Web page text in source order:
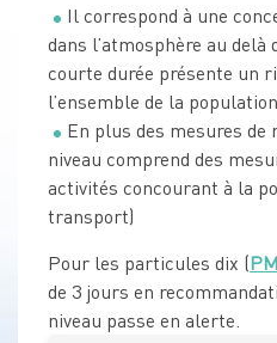
Il correspond à une
dans l’atmosphère au
courte durée présente un
l’ensemble de la population
En plus des mesures de
niveau comprend des
activités concourant à la
transport)
Pour les particules dix (
de 3 jours en
niveau passe en alerte.